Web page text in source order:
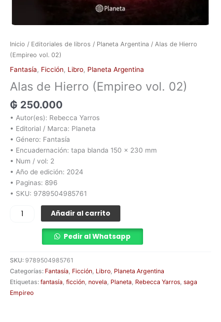
Inicio / Editoriales de libros / Planeta Argentina / Alas de Hierro
(Empireo vol. 02)
Fantasía, Ficción, Libro, Planeta Argentina
Alas de Hierro (Empireo vol. 02)
₲ 250.000
• Autor(es): Rebecca Yarros
• Editorial / Marca: Planeta
• Género: Fantasía
• Encuadernación: tapa blanda 150 x 230 mm
• Num / vol: 2
• Año de edición: 2024
• Paginas: 896
• SKU: 9789504985761
Añadir al carrito
Pedir al Whatsapp
SKU: 9789504985761
Categorías: Fantasía Ficción Libro Planeta Argentina
Etiquetas: fantasía ficción novela Planeta Rebecca Yarros saga
Empireo